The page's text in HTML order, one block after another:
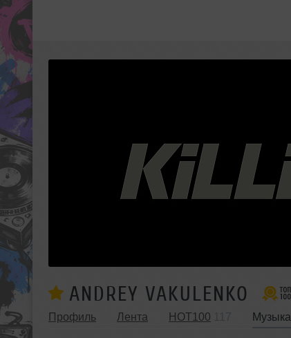
ANDREY VAKULENKO
Профиль Лента HOT100 Музыка